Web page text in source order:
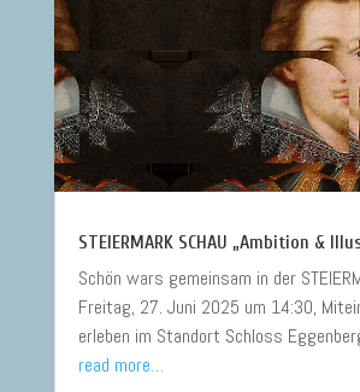
STEIERMARK SCHAU „Ambition &
Schön wars gemeinsam in der
Freitag, 27. Juni 2025 um 14:30,
erleben im Standort Schloss
read more…